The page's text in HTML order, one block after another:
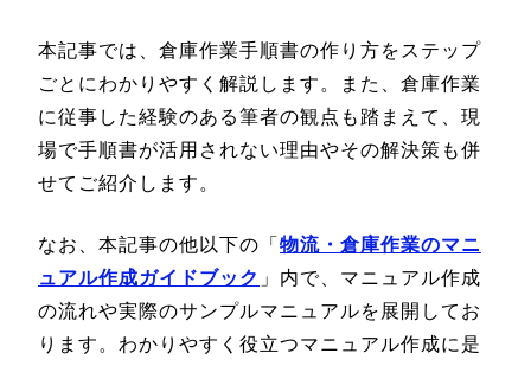
本記事では、倉庫作業手順書の作り方をステップ
ごとにわかりやすく解説します。また、倉庫作業
に従事した経験のある筆者の観点も踏まえて、現
場で手順書が活用されない理由やその解決策も併
せてご紹介します。
なお、本記事の他以下の「 物流・倉庫作業のマニ
ュアル作成ガイドブック 」内で、マニュアル作成
の流れや実際のサンプルマニュアルを展開してお
ります。わかりやすく役立つマニュアル作成に是